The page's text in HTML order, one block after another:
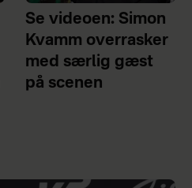
Se videoen: Simon
Kvamm overrasker
med særlig gæst
på scenen